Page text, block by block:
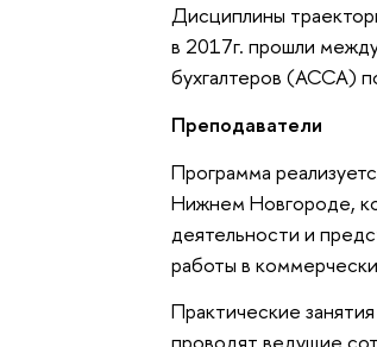
Дисциплины
в 2017г. прошли
бухгалтеров (АССА)
Преподаватели
Программа
Нижнем Новгороде,
деятельности и
работы в
Практические